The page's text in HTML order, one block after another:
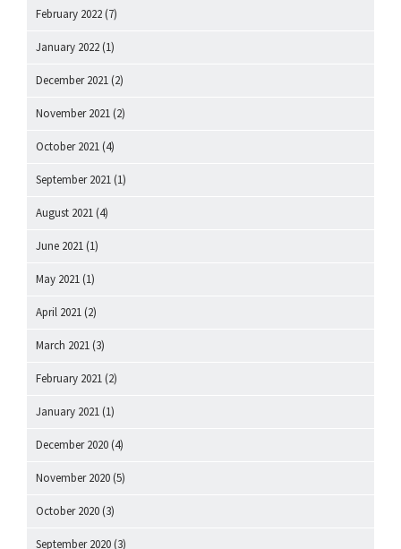
February 2022 (7)
January 2022 (1)
December 2021 (2)
November 2021 (2)
October 2021 (4)
September 2021 (1)
August 2021 (4)
June 2021 (1)
May 2021 (1)
April 2021 (2)
March 2021 (3)
February 2021 (2)
January 2021 (1)
December 2020 (4)
November 2020 (5)
October 2020 (3)
September 2020 (3)